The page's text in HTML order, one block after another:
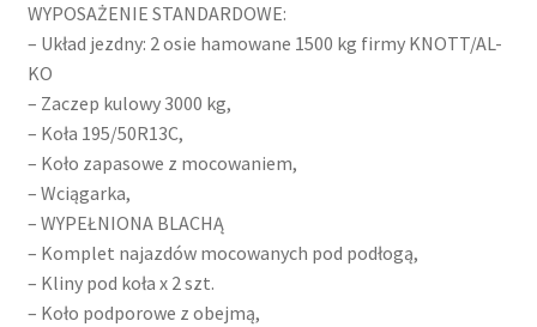
WYPOSAŻENIE STANDARDOWE:
– Układ jezdny: 2 osie hamowane 1500 kg firmy KNOTT/AL-
KO
– Zaczep kulowy 3000 kg,
– Koła 195/50R13C,
– Koło zapasowe z mocowaniem,
– Wciągarka,
– WYPEŁNIONA BLACHĄ
– Komplet najazdów mocowanych pod podłogą,
– Kliny pod koła x 2 szt.
– Koło podporowe z obejmą,